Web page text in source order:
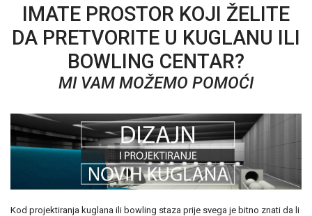
IMATE PROSTOR KOJI ŽELITE
DA PRETVORITE U KUGLANU ILI
BOWLING CENTAR?
MI VAM MOŽEMO POMOĆI
Kod projektiranja kuglana ili bowling staza prije svega je bitno znati da li